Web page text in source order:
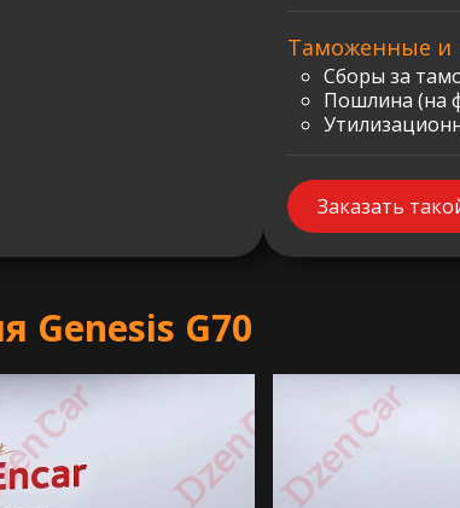
Таможенные и
Сборы за
Пошлина (на
Заказать
Genesis G70